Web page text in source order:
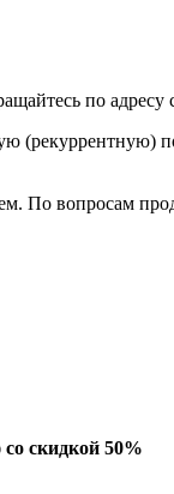
по адресу
(рекуррентную)
По вопросам
скидкой 50%